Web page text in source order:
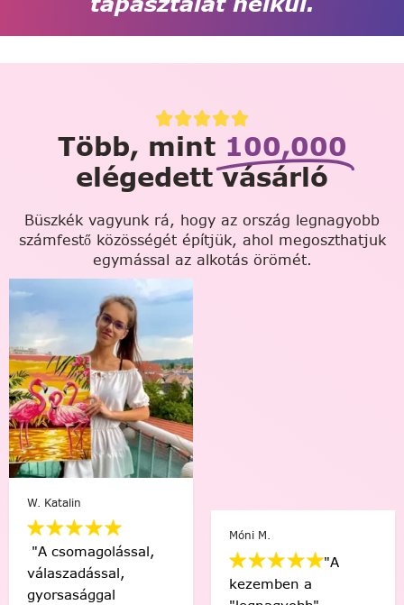
Több, mint 100,000
elégedett vásárló
Büszkék vagyunk rá, hogy az ország legnagyobb
számfestő közösségét építjük, ahol megoszthatjuk
egymással az alkotás örömét.
"A